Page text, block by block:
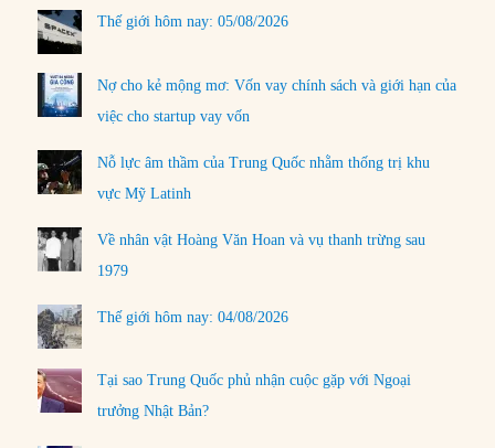
Thế giới hôm nay: 05/08/2026
Nợ cho kẻ mộng mơ: Vốn vay chính sách và giới hạn của
việc cho startup vay vốn
Nỗ lực âm thầm của Trung Quốc nhằm thống trị khu
vực Mỹ Latinh
Về nhân vật Hoàng Văn Hoan và vụ thanh trừng sau
1979
Thế giới hôm nay: 04/08/2026
Tại sao Trung Quốc phủ nhận cuộc gặp với Ngoại
trưởng Nhật Bản?